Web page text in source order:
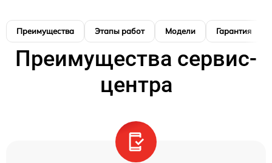
Преимущества Этапы работ Модели Гарантия
Преимущества сервис-
центра